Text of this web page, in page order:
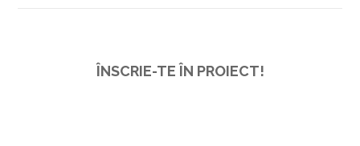
ÎNSCRIE-TE ÎN PROIECT!